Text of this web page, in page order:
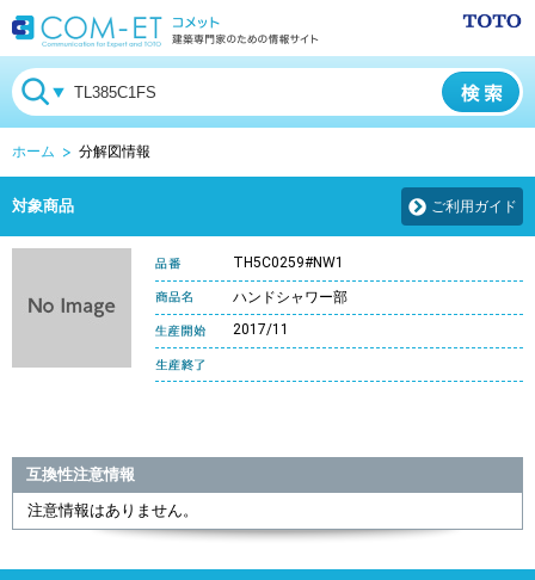
ホーム 分解図情報
対象商品 ご利用ガイド
TH5C0259#NW1
ハンドシャワー部
2017/11
互換性注意情報
注意情報はありません。